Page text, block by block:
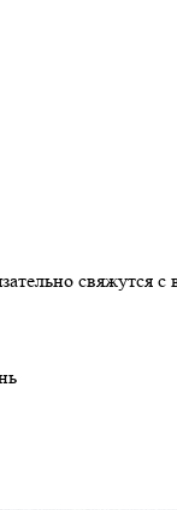
свяжутся с